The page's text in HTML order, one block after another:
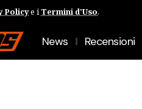
Policye i Termini d'Uso.
News Recensioni